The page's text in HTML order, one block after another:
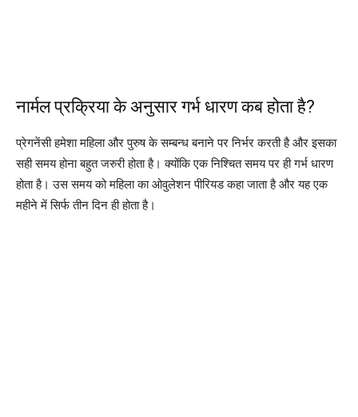
नार्मल प्रक्रिया के अनुसार गर्भ धारण कब होता है?
प्रेगनेंसी हमेशा महिला और पुरुष के सम्बन्ध बनाने पर निर्भर करती है और इसका
सही समय होना बहुत जरुरी होता है। क्योंकि एक निश्चित समय पर ही गर्भ धारण
होता है। उस समय को महिला का ओवुलेशन पीरियड कहा जाता है और यह एक
महीने में सिर्फ तीन दिन ही होता है।